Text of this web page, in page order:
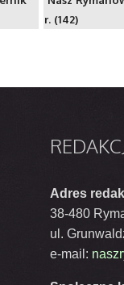
r. (142)
Adres
38-480
ul.
e-mail: